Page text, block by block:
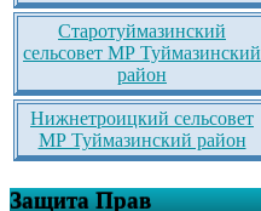
Старотуймазинский
сельсовет МР Туймазинский
район
Нижнетроицкий сельсовет
МР Туймазинский район
Защита Прав